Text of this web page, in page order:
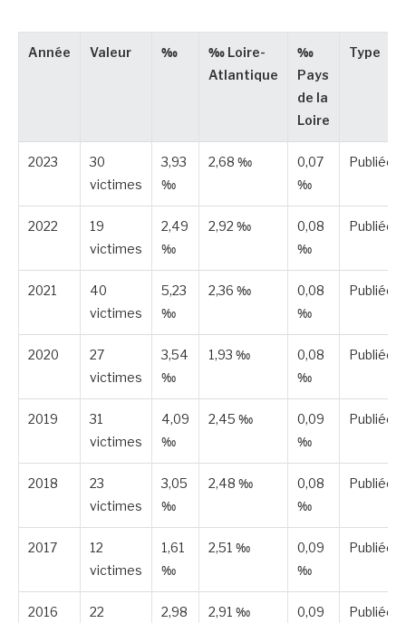
Année Valeur ‰
‰ Loire-
Atlantique
‰
Pays
de la
Loire
Type
2023
30
victimes
3,93
‰
2,68 ‰
0,07
‰
Publiée
2022
19
victimes
2,49
‰
2,92 ‰
0,08
‰
Publiée
2021
40
victimes
5,23
‰
2,36 ‰
0,08
‰
Publiée
2020
27
victimes
3,54
‰
1,93 ‰
0,08
‰
Publiée
2019
31
victimes
4,09
‰
2,45 ‰
0,09
‰
Publiée
2018
23
victimes
3,05
‰
2,48 ‰
0,08
‰
Publiée
2017
12
victimes
1,61
‰
2,51 ‰
0,09
‰
Publiée
2016 22 2,98 2,91 ‰ 0,09 Publiée